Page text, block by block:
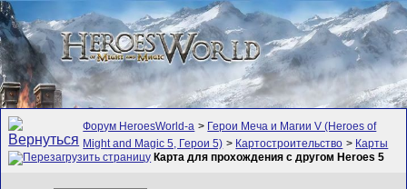
Форум HeroesWorld-а > Герои Меча и Магии V (Heroes of
Might and Magic 5, Герои 5) > Картостроительство > Карты
Карта для прохождения с другом Heroes 5